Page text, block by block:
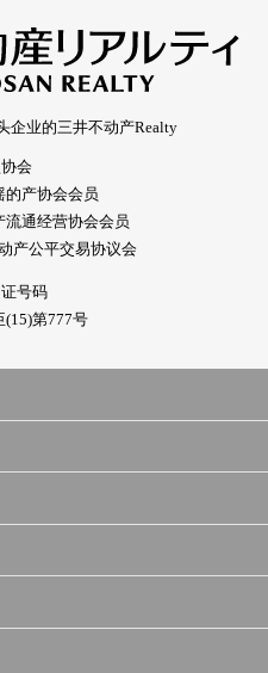
企业的三井不动产Realty
会
的产协会会员
流通经营协会会员
产公平交易协议会
号码
(15)第777号